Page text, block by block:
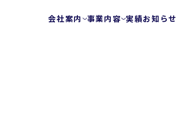
会社案内 事業内容 実績お知らせ